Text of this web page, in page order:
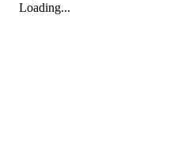
Loading...